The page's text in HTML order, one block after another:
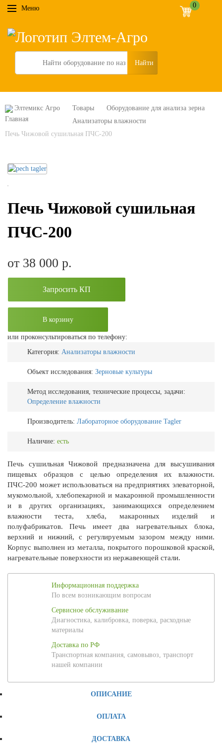
Меню 0
Search
Элтемикс Агро Товары
Оборудование для анализа зерна
Анализаторы влажности
Печь Чижовой сушильная ПЧС-200
Печь Чижовой сушильная
ПЧС-200
от 38 000 р.
Запросить КП
В корзину
или проконсультироваться по телефону:
Категория: Анализаторы влажности
Объект исследования: Зерновые культуры
Метод исследования, технические процессы, задачи:
Определение влажности
Производитель: Лабораторное оборудование Tagler
Наличие: есть
Печь сушильная Чижовой предназначена для высушивания
пищевых образцов с целью определения их влажности.
ПЧС-200 может использоваться на предприятиях элеваторной,
мукомольной, хлебопекарной и макаронной промышленности
и в других организациях, занимающихся определением
влажности теста, хлеба, макаронных изделий и
полуфабрикатов. Печь имеет два нагревательных блока,
верхний и нижний, с регулируемым зазором между ними.
Корпус выполнен из металла, покрытого порошковой краской,
нагревательные поверхности из нержавеющей стали.
Информационная поддержка
По всем возникающим вопросам
Сервисное обслуживание
Диагностика, калибровка, поверка, расходные
материалы
Доставка по РФ
Транспортная компания, самовывоз, транспорт
нашей компании
ОПИСАНИЕ
ОПЛАТА
ДОСТАВКА